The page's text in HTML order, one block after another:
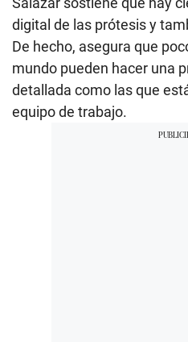
digital de las prótesis y
De hecho, asegura que
mundo pueden hacer una
detallada como las que
equipo de trabajo.